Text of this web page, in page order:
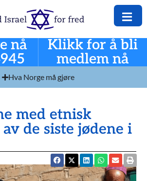
nå
Klikk for å bli
medlem nå
Hva Norge må gjøre
med etnisk
de siste jødene i